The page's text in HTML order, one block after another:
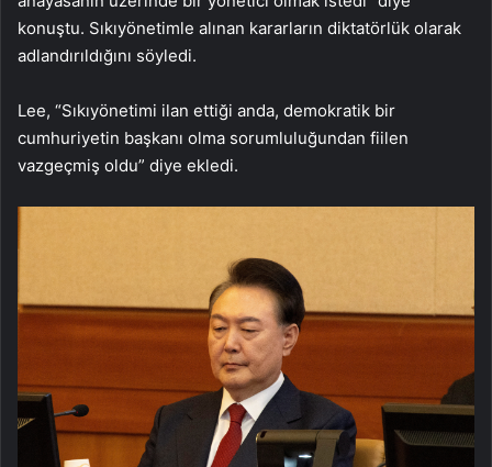
konuştu. Sıkıyönetimle alınan kararların diktatörlük olarak
adlandırıldığını söyledi.
Lee, “Sıkıyönetimi ilan ettiği anda, demokratik bir
cumhuriyetin başkanı olma sorumluluğundan fiilen
vazgeçmiş oldu” diye ekledi.